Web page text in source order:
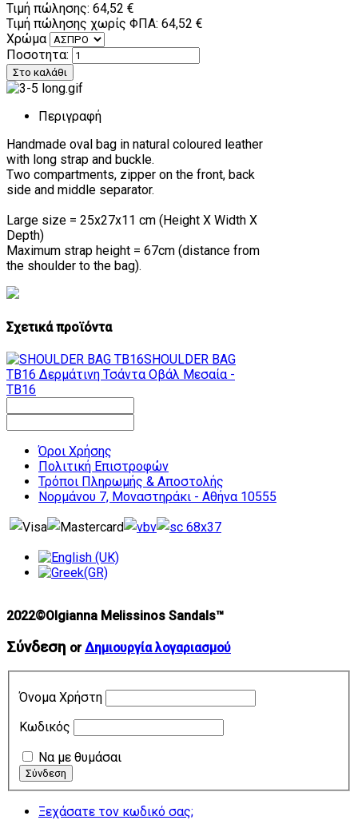
Τιμή πώλησης: 64,52 €
Τιμή πώλησης χωρίς ΦΠΑ: 64,52 €
Χρώμα
Ποσοτητα:
Περιγραφή
Handmade oval bag in natural coloured leather
with long strap and buckle.
Two compartments, zipper on the front, back
side and middle separator.
Large size = 25x27x11 cm (Height Χ Width Χ
Depth)
Maximum strap height = 67cm (distance from
the shoulder to the bag).
Σχετικά προϊόντα
SHOULDER BAG
TB16 Δερμάτινη Τσάντα Oβάλ Mεσαία -
TB16
Όροι Χρήσης
Πολιτική Επιστροφών
Τρόποι Πληρωμής & Αποστολής
Νορμάνου 7, Μοναστηράκι - Αθήνα 10555
2022©Olgianna Melissinos Sandals™
Σύνδεση orΔημιουργία λογαριασμού
Όνομα Χρήστη
Κωδικός
Να με θυμάσαι
Ξεχάσατε τον κωδικό σας;